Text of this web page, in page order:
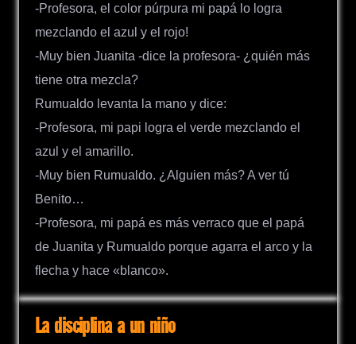
-Profesora, el color púrpura mi papá lo logra
mezclando el azul y el rojo!
-Muy bien Juanita -dice la profesora- ¿quién más
tiene otra mezcla?
Rumualdo levanta la mano y dice:
-Profesora, mi papi logra el verde mezclando el
azul y el amarillo.
-Muy bien Rumualdo. ¿Alguien más? A ver tú
Benito…
-Profesora, mi papá es más verraco que el papá
de Juanita y Rumualdo porque agarra el arco y la
flecha y hace «blanco».
La disciplina a un niño